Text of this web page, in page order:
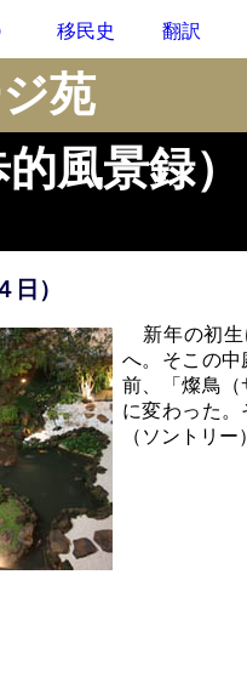
移民史 翻訳
苑
風景録）
日）
新年の初生
へ。そこの
前、「燦鳥
に変わった
（ソントリ